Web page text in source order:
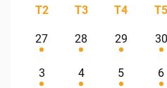
T2 T3 T4 T5
27 28 29 30
3 4 5 6